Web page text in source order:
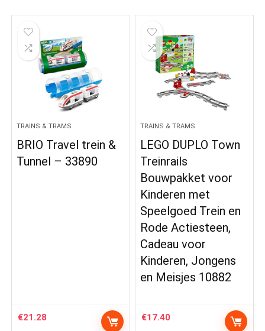
TRAINS & TRAMS
BRIO Travel trein &
Tunnel – 33890
€21.28
TRAINS & TRAMS
LEGO DUPLO Town
Treinrails
Bouwpakket voor
Kinderen met
Speelgoed Trein en
Rode Actiesteen,
Cadeau voor
Kinderen, Jongens
en Meisjes 10882
€17.40